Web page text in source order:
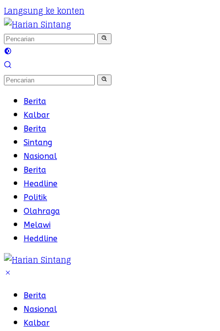
Langsung ke konten
Berita
Kalbar
Berita
Sintang
Nasional
Berita
Headline
Politik
Olahraga
Melawi
Heddline
Berita
Nasional
Kalbar